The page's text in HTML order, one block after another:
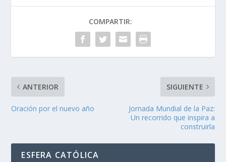
COMPARTIR:
ANTERIOR
Oración por el nuevo año
SIGUIENTE
Jornada Mundial de la Paz:
Un recorrido que inspira a
construirla
ESFERA CATÓLICA